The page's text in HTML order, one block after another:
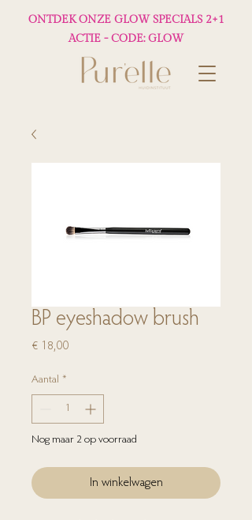
ONTDEK ONZE GLOW SPECIALS 2+1
ACTIE - CODE: GLOW
BP eyeshadow brush
€ 18,00Prijs
Aantal *
Nog maar 2 op voorraad
In winkelwagen